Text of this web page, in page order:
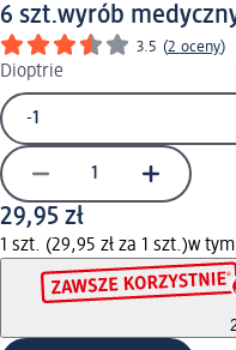
6 szt.wyrób
3.5 (2 oceny)
Dioptrie
29,95 zł
1 szt. (29,95 zł za 1 szt.)w tym